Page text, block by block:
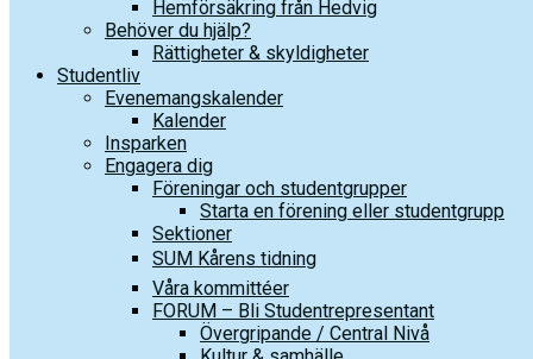
Hemförsäkring från Hedvig
Behöver du hjälp?
Rättigheter & skyldigheter
Studentliv
Evenemangskalender
Kalender
Insparken
Engagera dig
Föreningar och studentgrupper
Starta en förening eller studentgrupp
Sektioner
SUM Kårens tidning
Våra kommittéer
FORUM – Bli Studentrepresentant
Övergripande / Central Nivå